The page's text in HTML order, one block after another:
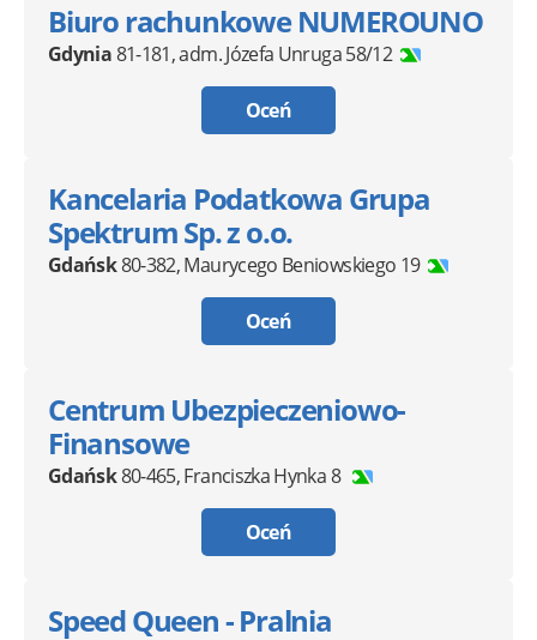
Biuro rachunkowe NUMEROUNO
Gdynia81-181,adm. Józefa Unruga 58/12
Oceń
Kancelaria Podatkowa Grupa
Spektrum Sp. z o.o.
Gdańsk80-382,Maurycego Beniowskiego 19
Oceń
Centrum Ubezpieczeniowo-
Finansowe
Gdańsk80-465,Franciszka Hynka 8
Oceń
Speed Queen - Pralnia